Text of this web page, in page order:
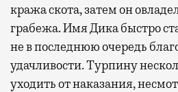
кража скота, затем он
грабежа. Имя Дика быстро
не в последнюю очередь
удачливости. Турпину
уходить от наказания,